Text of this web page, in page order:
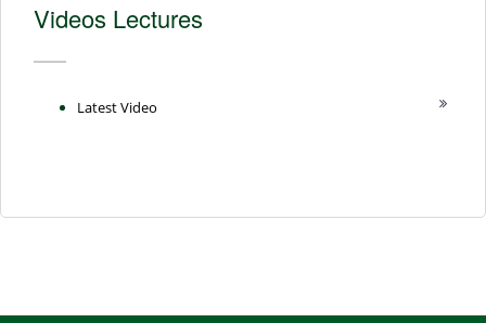
Videos Lectures
Latest Video